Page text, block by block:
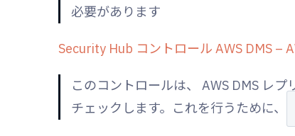
必要があります
Security Hub コントロール AWS DMS –
このコントロールは、 AWS DMS レ
チェックします。これを行うために、